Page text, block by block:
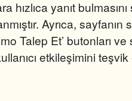
hızlıca yanıt
Ayrıca,
Talep Et’ butonları
etkileşimini